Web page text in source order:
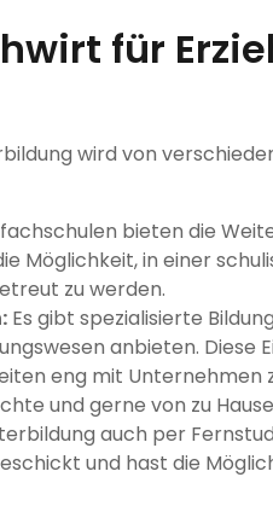
für
wird von
bieten die
Möglichkeit, in einer
zu werden.
Es gibt spezialisierte
anbieten. Diese
eng mit Unternehmen
und gerne von zu
auch per
und hast die